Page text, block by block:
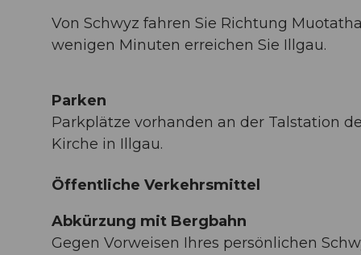
Von Schwyz fahren Sie Richtung
wenigen Minuten erreichen Sie Illgau.
Parken
Parkplätze vorhanden an der Talstation
Kirche in Illgau.
Öffentliche Verkehrsmittel
Abkürzung mit Bergbahn
Gegen Vorweisen Ihres persönlichen